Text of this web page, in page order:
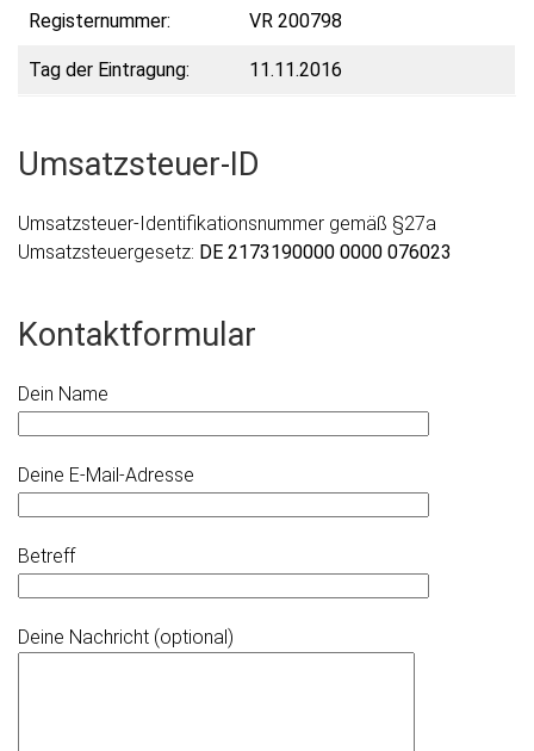
Registernummer: VR 200798
Tag der Eintragung: 11.11.2016
Umsatzsteuer-ID
Umsatzsteuer-Identifikationsnummer gemäß §27a
Umsatzsteuergesetz: DE 2173190000 0000 076023
Kontaktformular
Dein Name
Deine E-Mail-Adresse
Betreff
Deine Nachricht (optional)